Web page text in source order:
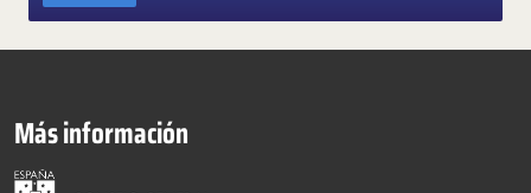
Más información